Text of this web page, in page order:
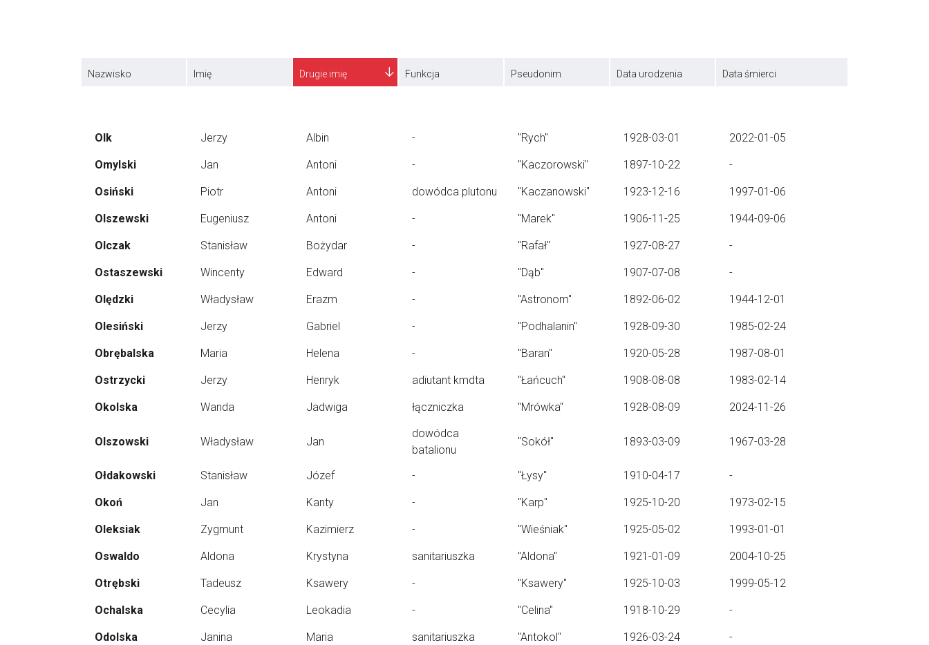
Nazwisko Imię Drugie imię Funkcja Pseudonim Data urodzenia Data śmierci
Olk Jerzy Albin - "Rych" 1928-03-01 2022-01-05
Omylski Jan Antoni - "Kaczorowski" 1897-10-22 -
Osiński Piotr Antoni dowódca plutonu "Kaczanowski" 1923-12-16 1997-01-06
Olszewski Eugeniusz Antoni - "Marek" 1906-11-25 1944-09-06
Olczak Stanisław Bożydar - "Rafał" 1927-08-27 -
Ostaszewski Wincenty Edward - "Dąb" 1907-07-08 -
Olędzki Władysław Erazm - "Astronom" 1892-06-02 1944-12-01
Olesiński Jerzy Gabriel - "Podhalanin" 1928-09-30 1985-02-24
Obrębalska Maria Helena - "Baran" 1920-05-28 1987-08-01
Ostrzycki Jerzy Henryk adiutant kmdta "Łańcuch" 1908-08-08 1983-02-14
Okolska Wanda Jadwiga łączniczka "Mrówka" 1928-08-09 2024-11-26
Olszowski Władysław Jan
dowódca
batalionu
"Sokół" 1893-03-09 1967-03-28
Ołdakowski Stanisław Józef - "Łysy" 1910-04-17 -
Okoń Jan Kanty - "Karp" 1925-10-20 1973-02-15
Oleksiak Zygmunt Kazimierz - "Wieśniak" 1925-05-02 1993-01-01
Oswaldo Aldona Krystyna sanitariuszka "Aldona" 1921-01-09 2004-10-25
Otrębski Tadeusz Ksawery - "Ksawery" 1925-10-03 1999-05-12
Ochalska Cecylia Leokadia - "Celina" 1918-10-29 -
Odolska Janina Maria sanitariuszka "Antokol" 1926-03-24 -